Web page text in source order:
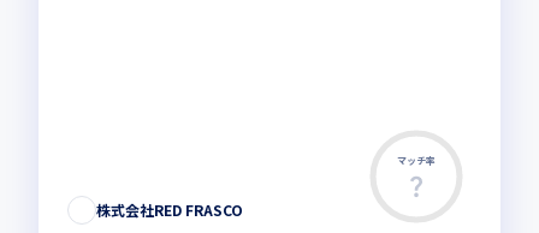
マッチ率
株式会社RED FRASCO